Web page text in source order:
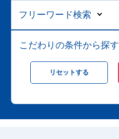
フリーワード検索
こだわりの条件から探す